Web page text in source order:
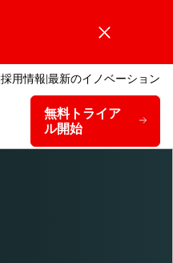
採用情報 最新のイノベーション
無料トライア
ル開始